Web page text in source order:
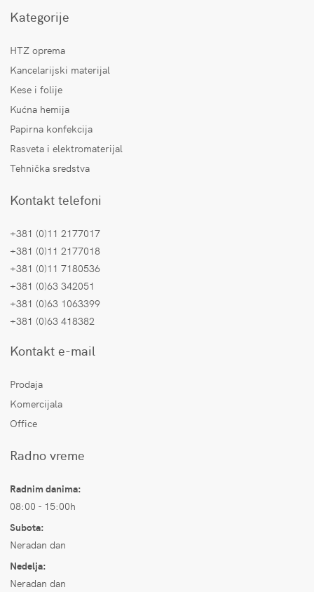
Kategorije
HTZ oprema
Kancelarijski materijal
Kese i folije
Kućna hemija
Papirna konfekcija
Rasveta i elektromaterijal
Tehnička sredstva
Kontakt telefoni
+381 (0)11 2177017
+381 (0)11 2177018
+381 (0)11 7180536
+381 (0)63 342051
+381 (0)63 1063399
+381 (0)63 418382
Kontakt e-mail
Prodaja
Komercijala
Office
Radno vreme
Radnim danima:
08:00 - 15:00h
Subota:
Neradan dan
Nedelja:
Neradan dan